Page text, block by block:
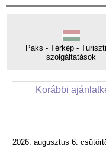
Paks - Térkép -
szolgáltatások
Korábbi
2026. augusztus 6.